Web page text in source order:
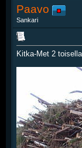
Paavo
Sankari
Kitka-Met 2